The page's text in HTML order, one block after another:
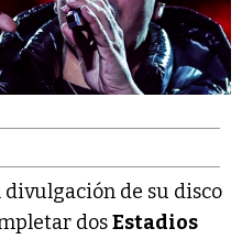
de su disco
dosEstadios